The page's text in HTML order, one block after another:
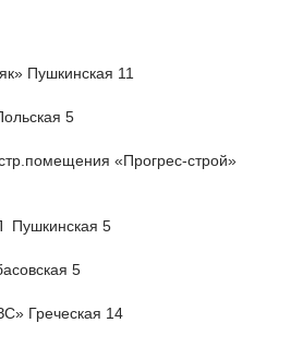
Пушкинская 11
5
«Прогрес-строй»
Пушкинская 5
5
Греческая 14